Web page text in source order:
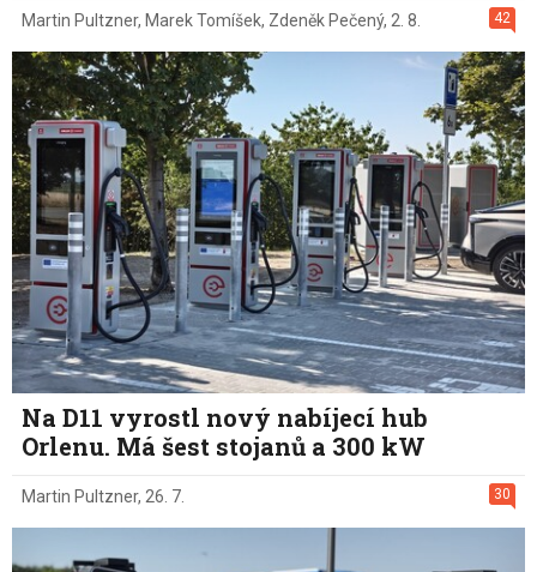
42
Martin Pultzner, Marek Tomíšek, Zdeněk Pečený, 2. 8.
Na D11 vyrostl nový nabíjecí hub
Orlenu. Má šest stojanů a 300 kW
30
Martin Pultzner, 26. 7.